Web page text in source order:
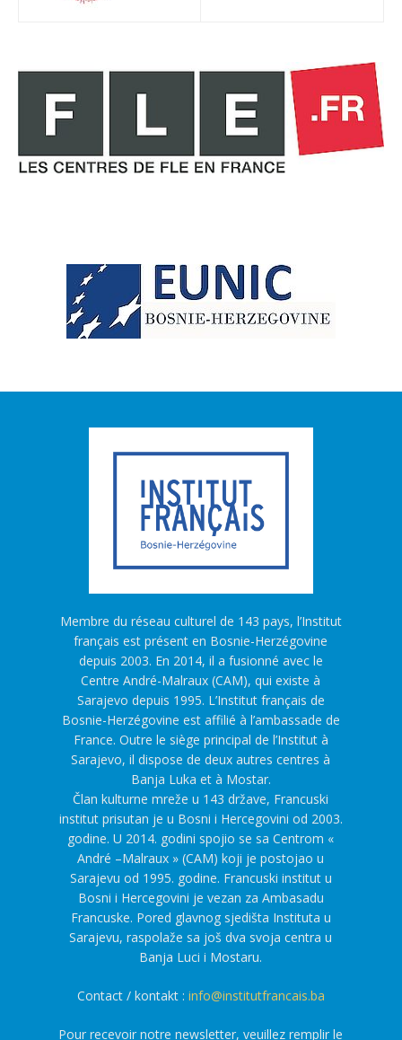
Membre du réseau culturel de 143 pays, l’Institut
français est présent en Bosnie-Herzégovine
depuis 2003. En 2014, il a fusionné avec le
Centre André-Malraux (CAM), qui existe à
Sarajevo depuis 1995. L’Institut français de
Bosnie-Herzégovine est affilié à l’ambassade de
France. Outre le siège principal de l’Institut à
Sarajevo, il dispose de deux autres centres à
Banja Luka et à Mostar.
Član kulturne mreže u 143 države, Francuski
institut prisutan je u Bosni i Hercegovini od 2003.
godine. U 2014. godini spojio se sa Centrom «
André –Malraux » (CAM) koji je postojao u
Sarajevu od 1995. godine. Francuski institut u
Bosni i Hercegovini je vezan za Ambasadu
Francuske. Pored glavnog sjedišta Instituta u
Sarajevu, raspolaže sa još dva svoja centra u
Banja Luci i Mostaru.
Contact / kontakt : info@institutfrancais.ba
Pour recevoir notre newsletter, veuillez remplir le